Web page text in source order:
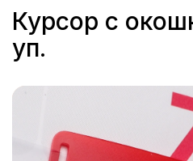
Курсор с
уп.